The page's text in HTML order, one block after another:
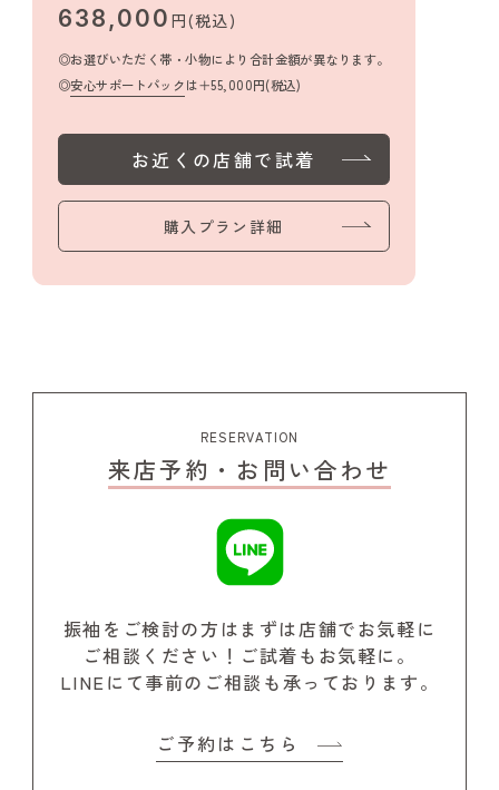
638,000 円(税込)
お選びいただく帯・小物により合計金額が異なります。
安心サポートパックは＋55,000円(税込)
お近くの店舗で試着
購入プラン詳細
RESERVATION
来店予約・お問い合わせ
振袖をご検討の方はまずは店舗でお気軽に
ご相談ください！ ご試着もお気軽に。
LINEにて事前のご相談も承っております。
ご予約はこちら